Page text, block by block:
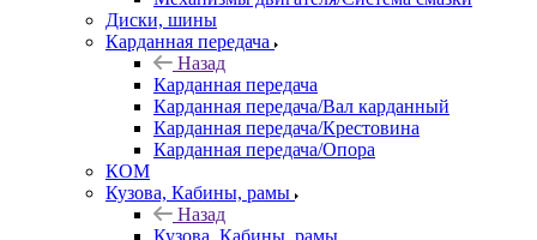
Диски, шины
Карданная передача
Назад
Карданная передача
Карданная передача/Вал карданный
Карданная передача/Крестовина
Карданная передача/Опора
КОМ
Кузова, Кабины, рамы
Назад
Кузова, Кабины, рамы